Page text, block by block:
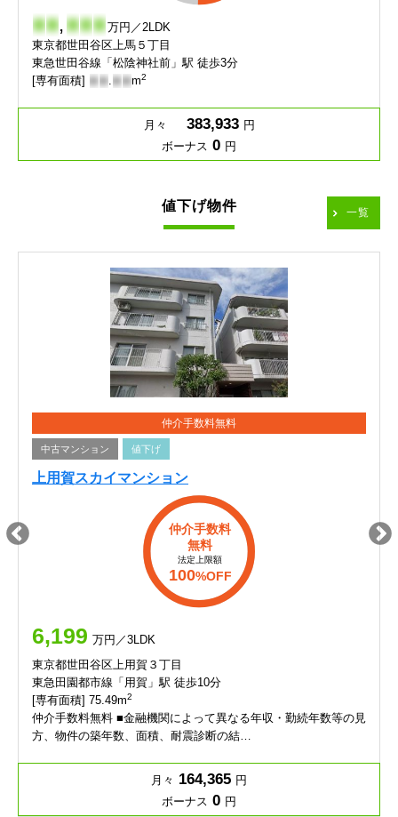
- - ,- - - 万円／2LDK
東京都世田谷区上馬５丁目
東急世田谷線「松陰神社前」駅 徒歩3分
[専有面積] - - .- - m2
月々 383,933 円
ボーナス 0 円
値下げ物件 一覧
仲介手数料無料
中古マンション 値下げ
上用賀スカイマンション
仲介手数料
無料
法定上限額
100%OFF
6,199 万円／3LDK
東京都世田谷区上用賀３丁目
東急田園都市線「用賀」駅 徒歩10分
[専有面積] 75.49m2
仲介手数料無料 ■金融機関によって異なる年収・勤続年数等の見
方、物件の築年数、面積、耐震診断の結…
月々 164,365 円
ボーナス 0 円